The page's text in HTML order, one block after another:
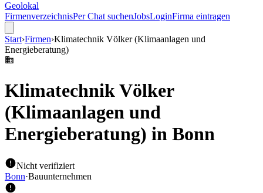
Geolokal
FirmenverzeichnisPer Chat suchenJobsLoginFirma eintragen
Start›Firmen›Klimatechnik Völker (Klimaanlagen und
Energieberatung)
Klimatechnik Völker
(Klimaanlagen und
Energieberatung) in Bonn
Nicht verifiziert
Bonn·Bauunternehmen